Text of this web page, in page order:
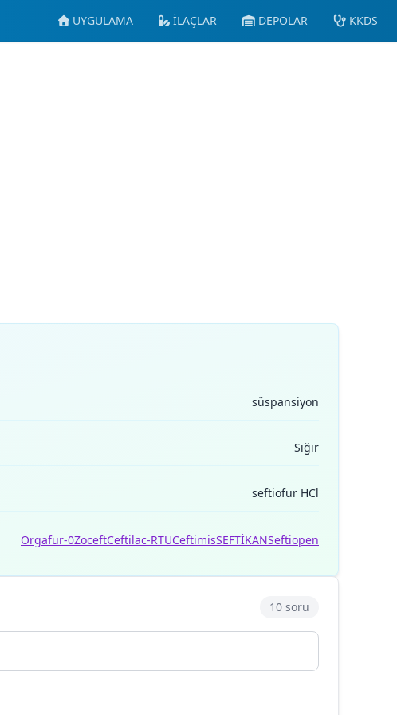
UYGULAMA İLAÇLAR DEPOLAR KKDS
süspansiyon
Sığır
seftiofur HCl
Orgafur-0ZoceftCeftilac-RTUCeftimisSEFTİKANSeftiopen
10 soru